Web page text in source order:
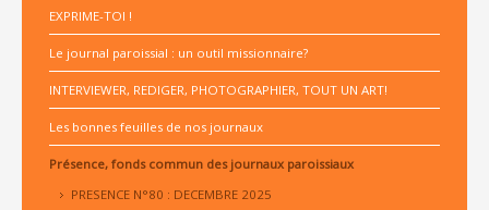
EXPRIME-TOI !
Le journal paroissial : un outil missionnaire?
INTERVIEWER, REDIGER, PHOTOGRAPHIER, TOUT UN ART!
Les bonnes feuilles de nos journaux
Présence, fonds commun des journaux paroissiaux
PRESENCE N°80 : DECEMBRE 2025